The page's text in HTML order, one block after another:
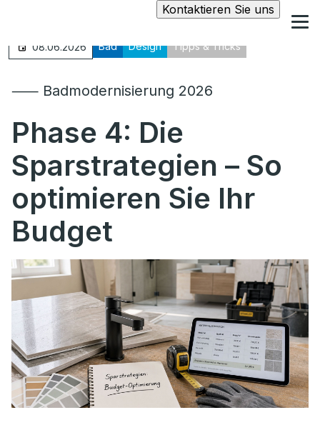
Kontaktieren Sie uns
08.06.2026 Bad Design Tipps & Tricks
⸺ Badmodernisierung 2026
Phase 4: Die
Sparstrategien – So
optimieren Sie Ihr
Budget